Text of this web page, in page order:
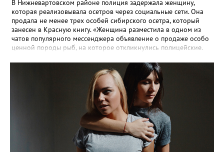
терроризма.
В Нижневартовском районе полиция задержала женщину,
которая реализовывала осетров через социальные сети. Она
продала не менее трех особей сибирского осетра, который
занесен в Красную книгу. «Женщина разместила в одном из
чатов популярного мессенджера объявление о продаже особо
ценной породы рыб, на которое откликнулись полицейские.
краснокнижная рыба, приготовленная к дальнейшей
реализации», - сообщили в МВД по ХМАО-Югре. На югорчанку
возбудили уголовное дело за незаконную добычу и оборот
особо ценных водных биологических ресурсов, занесенным в
Красную книгу. В настоящее время она находится под
подпиской о невыезде. Напомним, за отлов одной особи
Сибирского осетра грозит штраф в размере 481 тысячи
рублей, а за незаконный оборот предусмотрено наказание в
виде лишения свободы на срок до 4 лет со штрафом в размере
до 1 миллиона рублей.